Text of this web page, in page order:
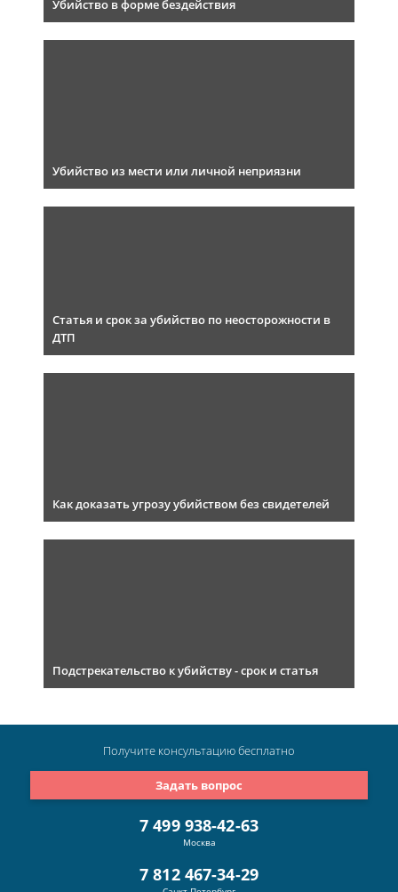
Убийство в форме бездействия
Убийство из мести или личной неприязни
Статья и срок за убийство по неосторожности в
ДТП
Как доказать угрозу убийством без свидетелей
Подстрекательство к убийству - срок и статья
7 499 938-42-63
Москва
7 812 467-34-29
Задать вопрос
Получите консультациюбесплатно